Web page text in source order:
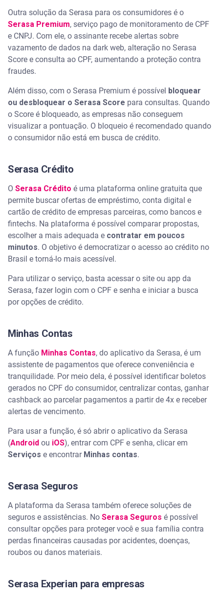
Outra solução da Serasa para os consumidores é o
Serasa Premium, serviço pago de monitoramento de CPF
e CNPJ. Com ele, o assinante recebe alertas sobre
vazamento de dados na dark web, alteração no Serasa
Score e consulta ao CPF, aumentando a proteção contra
fraudes.
Além disso, com o Serasa Premium é possível bloquear
ou desbloquear o Serasa Score para consultas. Quando
o Score é bloqueado, as empresas não conseguem
visualizar a pontuação. O bloqueio é recomendado quando
o consumidor não está em busca de crédito.
Serasa Crédito
O Serasa Crédito é uma plataforma online gratuita que
permite buscar ofertas de empréstimo, conta digital e
cartão de crédito de empresas parceiras, como bancos e
fintechs. Na plataforma é possível comparar propostas,
escolher a mais adequada e contratar em poucos
minutos. O objetivo é democratizar o acesso ao crédito no
Brasil e torná-lo mais acessível.
Para utilizar o serviço, basta acessar o site ou app da
Serasa, fazer login com o CPF e senha e iniciar a busca
por opções de crédito.
Minhas Contas
A função Minhas Contas, do aplicativo da Serasa, é um
assistente de pagamentos que oferece conveniência e
tranquilidade. Por meio dela, é possível identificar boletos
gerados no CPF do consumidor, centralizar contas, ganhar
cashback ao parcelar pagamentos a partir de 4x e receber
alertas de vencimento.
Para usar a função, é só abrir o aplicativo da Serasa
(Android ou iOS), entrar com CPF e senha, clicar em
Serviços e encontrar Minhas contas.
Serasa Seguros
A plataforma da Serasa também oferece soluções de
seguros e assistências. No Serasa Seguros é possível
consultar opções para proteger você e sua família contra
perdas financeiras causadas por acidentes, doenças,
roubos ou danos materiais.
Serasa Experian para empresas